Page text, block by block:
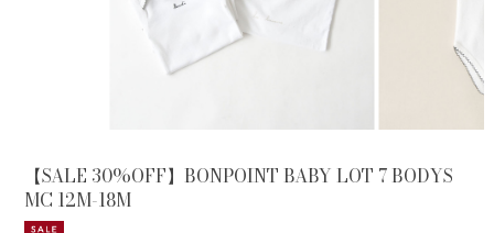
【SALE 30%OFF】BONPOINT BABY LOT 7 BODYS
MC 12M-18M